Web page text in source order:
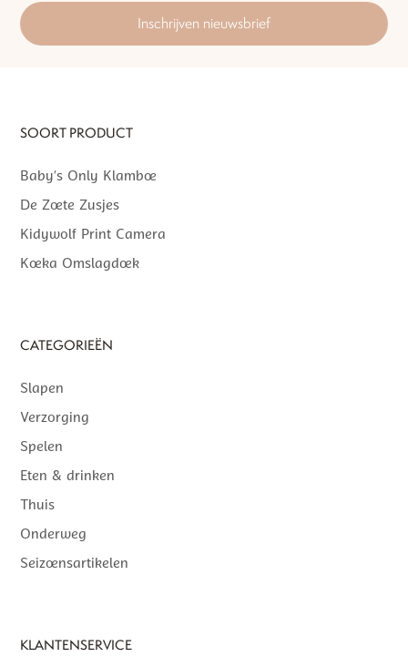
Inschrijven nieuwsbrief
SOORT PRODUCT
Baby’s Only Klamboe
De Zoete Zusjes
Kidywolf Print Camera
Koeka Omslagdoek
CATEGORIEËN
Slapen
Verzorging
Spelen
Eten & drinken
Thuis
Onderweg
Seizoensartikelen
KLANTENSERVICE